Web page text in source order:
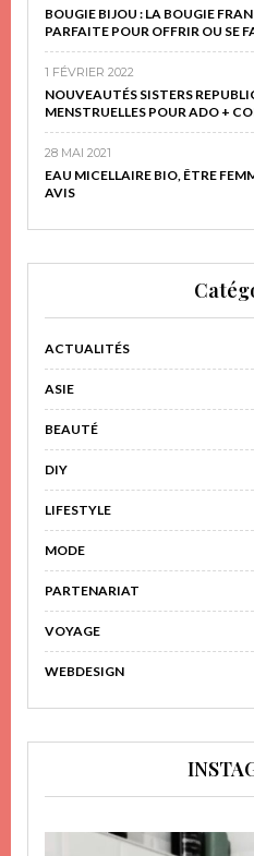
BOUGIE BIJOU : LA BOUGIE
PARFAITE POUR OFFRIR OU SE
1 FÉVRIER 2022
NOUVEAUTÉS SISTERS
MENSTRUELLES POUR ADO +
28 MAI 2021
EAU MICELLAIRE BIO, ÊTRE
AVIS
ACTUALITÉS
ASIE
BEAUTÉ
DIY
LIFESTYLE
MODE
PARTENARIAT
VOYAGE
WEBDESIGN